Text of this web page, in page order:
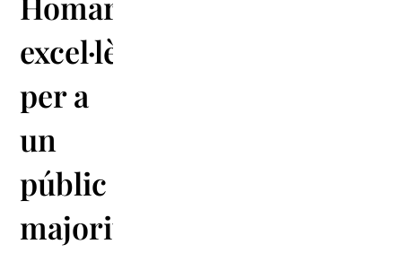
excel·lència
per a
un
públic
majoritari